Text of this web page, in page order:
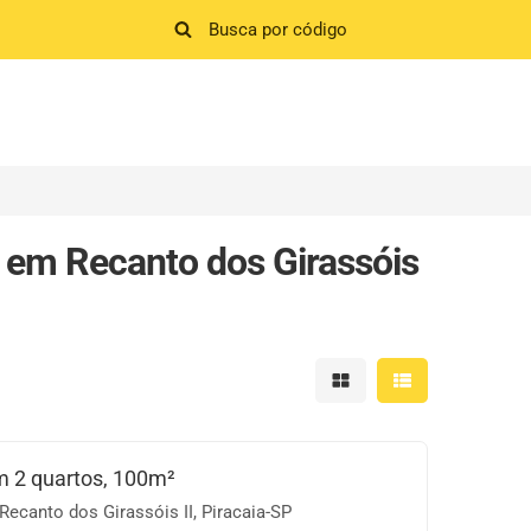
Recanto dos Girassóis
Mostrar resultados em
Mostrar
2 quartos, 100m²
dos Girassóis II, Piracaia-SP